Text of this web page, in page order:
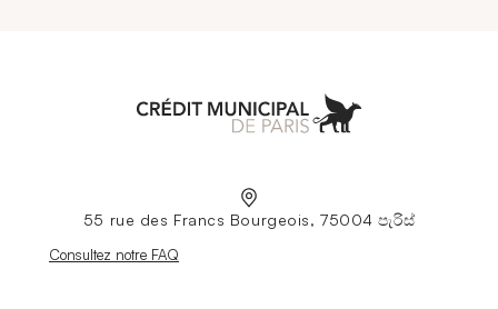
55 rue des Francs Bourgeois, 75004 පැරිස්
Nouvelle fenêtre
Consultez notre FAQ